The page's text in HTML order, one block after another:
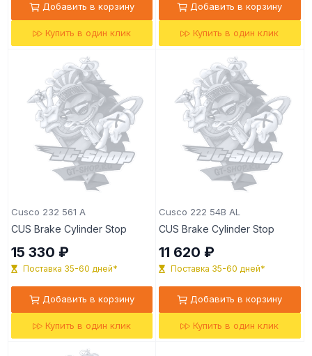
Добавить в корзину
Купить в один клик
Добавить в корзину
Купить в один клик
Cusco 232 561 A
CUS Brake Cylinder Stop
15 330 ₽
Поставка 35-60 дней*
Добавить в корзину
Купить в один клик
Cusco 222 54B AL
CUS Brake Cylinder Stop
11 620 ₽
Поставка 35-60 дней*
Добавить в корзину
Купить в один клик